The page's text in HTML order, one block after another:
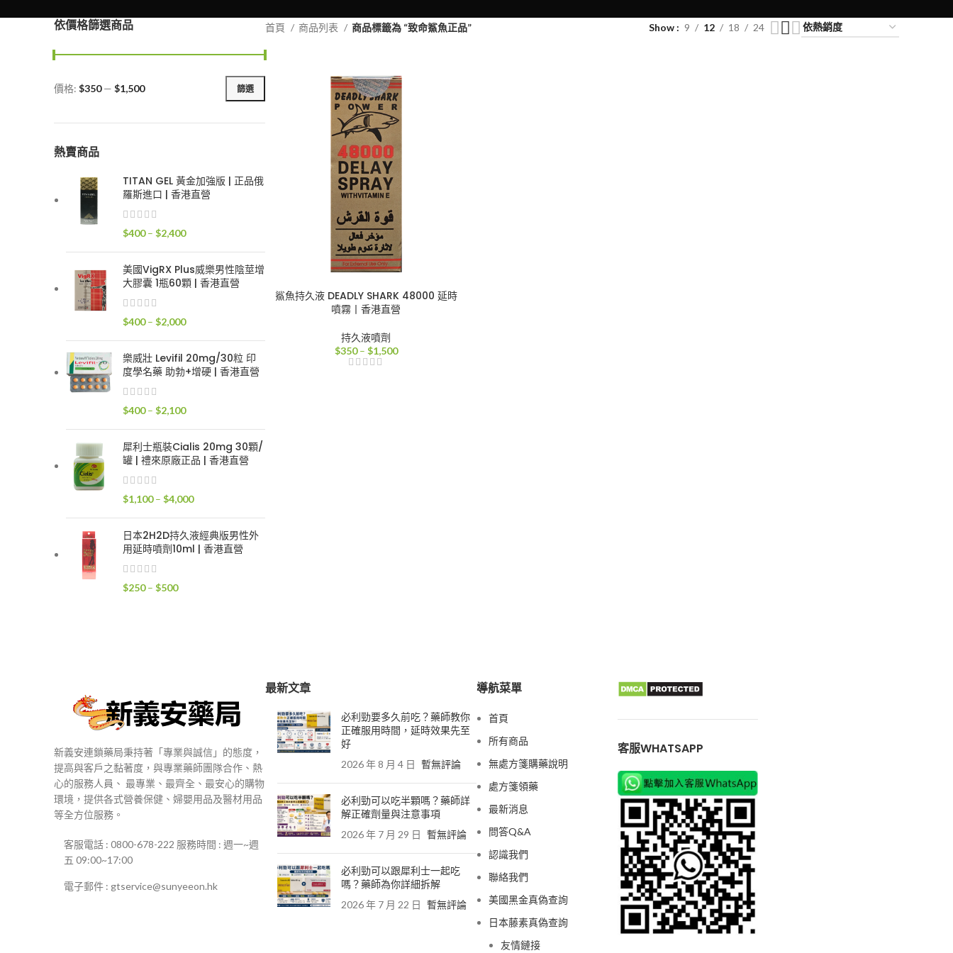
依價格篩選商品
最
價
最
價
篩選
價格: $350— $1,500
熱賣商品
TITAN GEL 黃金加強版 | 正品俄
羅斯進口 | 香港直營
$400 – $2,400價
圍：
$2,400
美國VigRX Plus威樂男性陰莖增
大膠囊 1瓶60顆 | 香港直營
$400 – $2,000價
範
圍：
$2,000
樂威壯 Levifil 20mg/30粒 印
度學名藥 助勃+增硬 | 香港直營
$400 – $2,100價
範
圍：
$2,100
犀利士瓶裝Cialis 20mg 30顆/
罐 | 禮來原廠正品 | 香港直營
$1,100 – $4,000價
範
圍：
日本2H2D持久液經典版男性外
用延時噴劑10ml | 香港直營
$250 – $500價
首頁 商品列表 商品標籤為 “致命鯊魚正品” Show 9 12 18 24
鯊魚持久液 DEADLY SHARK 48000 延時
噴霧丨香港直營
持久液噴劑
$350 – $1,500價
新義安連鎖藥局秉持著「專業與誠信」的態度，
提高與客戶之黏著度，與專業藥師團隊合作、熱
心的服務人員、 最專業、最齊全、最安心的購物
環境，提供各式營養保健、婦嬰用品及醫材用品
等全方位服務。
客服電話 : 0800-678-222 服務時間 : 週一~週
五 09:00~17:00
電子郵件 : gtservice@sunyeeon.hk
最新文章
必利勁要多久前吃？藥師教你
正確服用時間，延時效果先至
好
2026 年 8 月 4 日 暫無評論
必利勁可以吃半顆嗎？藥師詳
解正確劑量與注意事項
2026 年 7 月 29 日 暫無評論
必利勁可以跟犀利士一起吃
嗎？藥師為你詳細拆解
2026 年 7 月 22 日 暫無評論
導航菜單
首頁
所有商品
無處方箋購藥說明
處方箋領藥
最新消息
問答Q&A
認識我們
聯絡我們
美國黑金真偽查詢
日本藤素真偽查詢
友情鏈接
客服WHATSAPP